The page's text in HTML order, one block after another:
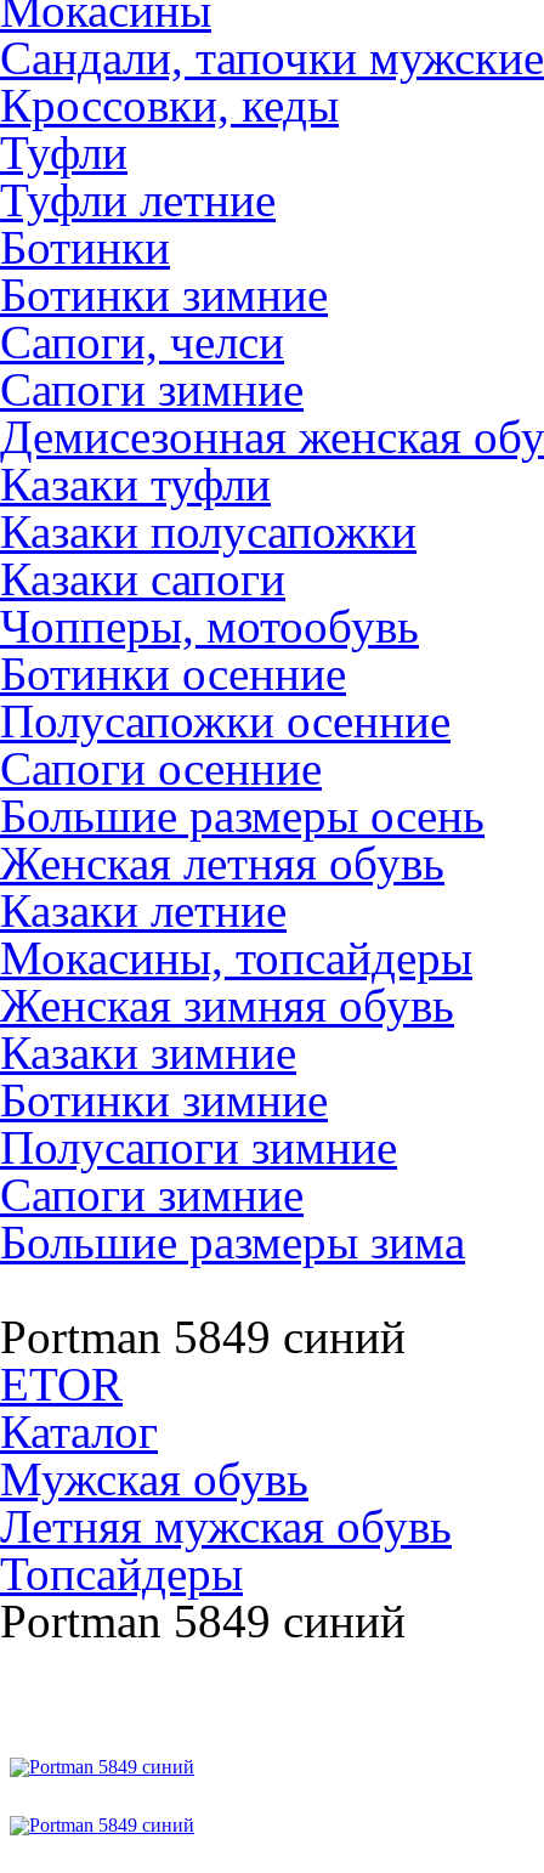
Сандали, тапочки мужские
Кроссовки, кеды
Туфли
Туфли летние
Ботинки
Ботинки зимние
Сапоги, челси
Сапоги зимние
Демисезонная женская
Казаки туфли
Казаки полусапожки
Казаки сапоги
Чопперы, мотообувь
Ботинки осенние
Полусапожки осенние
Сапоги осенние
Большие размеры осень
Женская летняя обувь
Казаки летние
Мокасины, топсайдеры
Женская зимняя обувь
Казаки зимние
Ботинки зимние
Полусапоги зимние
Сапоги зимние
Большие размеры зима
Portman 5849 синий
ETOR
Каталог
Мужская обувь
Летняя мужская обувь
Топсайдеры
Portman 5849 синий